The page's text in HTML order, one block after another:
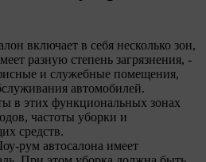
включает в себя несколько зон,
разную степень загрязнения, -
и служебные помещения,
автомобилей.
в этих функциональных зонах
частоты уборки и
средств.
рум автосалона имеет